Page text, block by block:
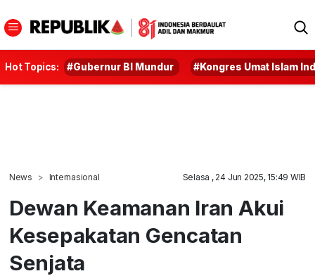
Hot Topics: #Gubernur BI Mundur #Kongres Umat Islam
News Internasional Selasa , 24 Jun 2025, 15:49 WIB
Dewan Keamanan Iran Akui
Kesepakatan Gencatan
Senjata